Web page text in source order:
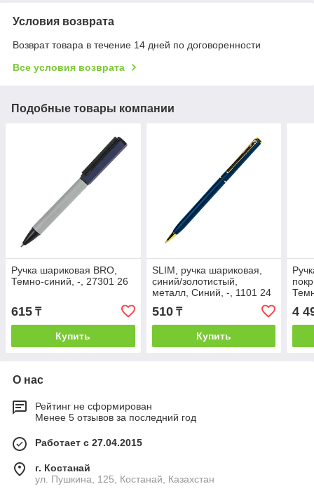
Условия возврата
Возврат товара в течение 14 дней по договоренности
Все условия возврата
Подобные товары компании
Ручка шариковая BRO,
Темно-синий, -, 27301 26
615 ₸
Купить
SLIM, ручка шариковая,
синий/золотистый,
металл, Синий, -, 1101 24
510₸
Купить
4
О нас
Рейтинг не сформирован
Менее 5 отзывов за последний год
Работает с 27.04.2015
г. Костанай
ул. Пушкина, 125, Костанай, Казахстан